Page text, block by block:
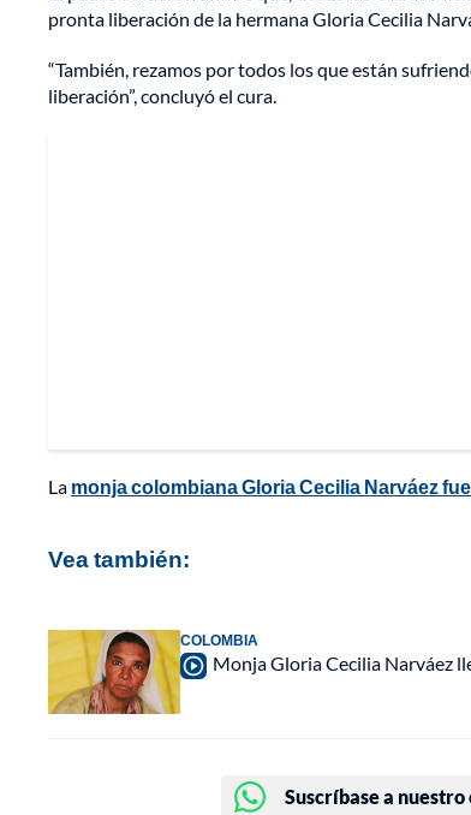
pronta liberación de la hermana Gloria Cecilia
“También, rezamos por todos los que están
liberación”, concluyó el cura.
La monja colombiana Gloria Cecilia Narváez
Vea también:
COLOMBIA
Monja Gloria Cecilia Narváez
Suscríbase a nuestro